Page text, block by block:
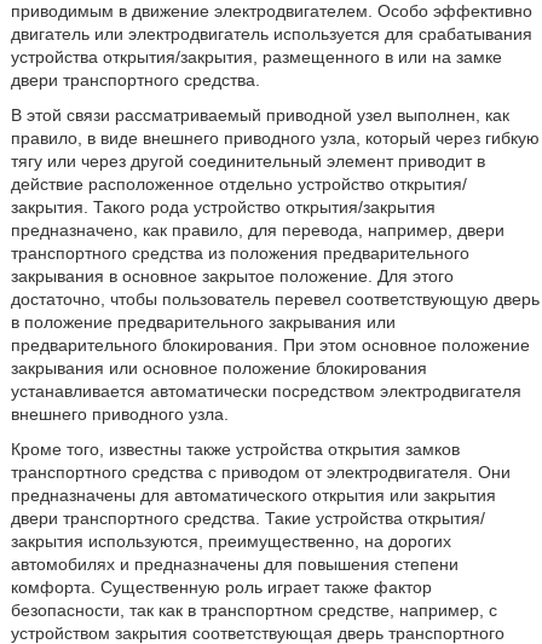
приводимым в движение электродвигателем. Особо эффективно
двигатель или электродвигатель используется для срабатывания
устройства открытия/закрытия, размещенного в или на замке
двери транспортного средства.
В этой связи рассматриваемый приводной узел выполнен, как
правило, в виде внешнего приводного узла, который через гибкую
тягу или через другой соединительный элемент приводит в
действие расположенное отдельно устройство открытия/
закрытия. Такого рода устройство открытия/закрытия
предназначено, как правило, для перевода, например, двери
транспортного средства из положения предварительного
закрывания в основное закрытое положение. Для этого
достаточно, чтобы пользователь перевел соответствующую дверь
в положение предварительного закрывания или
предварительного блокирования. При этом основное положение
закрывания или основное положение блокирования
устанавливается автоматически посредством электродвигателя
внешнего приводного узла.
Кроме того, известны также устройства открытия замков
транспортного средства с приводом от электродвигателя. Они
предназначены для автоматического открытия или закрытия
двери транспортного средства. Такие устройства открытия/
закрытия используются, преимущественно, на дорогих
автомобилях и предназначены для повышения степени
комфорта. Существенную роль играет также фактор
безопасности, так как в транспортном средстве, например, с
устройством закрытия соответствующая дверь транспортного